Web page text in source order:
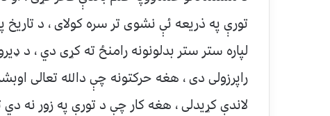
تورې په ذریعه ئې نشوی تر سره کولای ، د
لپاره ستر ستر بدلونونه رامنځ ته کړی دي ، د
راپرزولی دی ، هغه حرکتونه چې دالله تعالی
لاندې کړیدلی ، هغه کار چې د تورې په زور نه